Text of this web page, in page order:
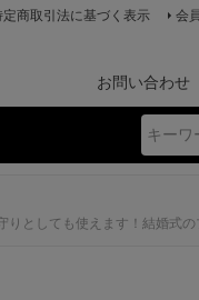
定商取引法に基づく表示 会
お問い合わせ
としても使えます！結婚式の